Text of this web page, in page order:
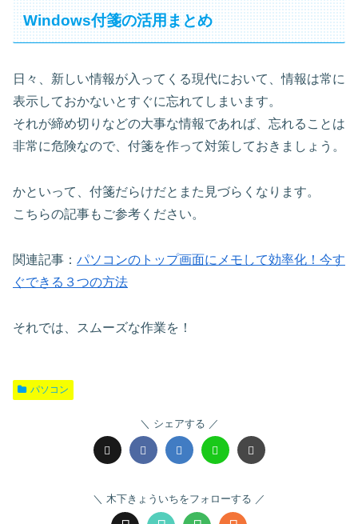
Windows付箋の活用まとめ
日々、新しい情報が入ってくる現代において、情報は常に
表示しておかないとすぐに忘れてしまいます。
それが締め切りなどの大事な情報であれば、忘れることは
非常に危険なので、付箋を作って対策しておきましょう。
かといって、付箋だらけだとまた見づらくなります。
こちらの記事もご参考ください。
関連記事： パソコンのトップ画面にメモして効率化！今す
ぐできる３つの方法
それでは、スムーズな作業を！
パソコン
シェアする
木下きょういちをフォローする